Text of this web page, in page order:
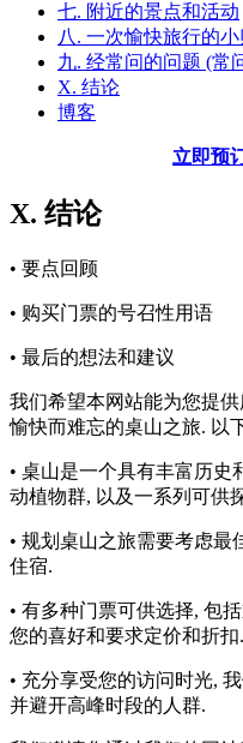
七. 附近的景点和活动
八. 一次愉快旅行的
九. 经常问的问题 (常
X. 结论
博客
立即预
X. 结论
• 要点回顾
• 购买门票的号召性用语
• 最后的想法和建议
我们希望本网站能为您提
愉快而难忘的桌山之旅. 以
• 桌山是一个具有丰富历史
动植物群, 以及一系列可供
• 规划桌山之旅需要考虑最
住宿.
• 有多种门票可供选择, 包
您的喜好和要求定价和折扣.
• 充分享受您的访问时光,
并避开高峰时段的人群.